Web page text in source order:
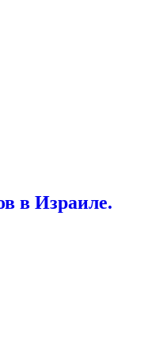
в Израиле.